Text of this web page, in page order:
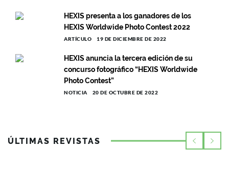
HEXIS presenta a los ganadores de los
HEXIS Worldwide Photo Contest 2022
ARTÍCULO 19 DE DICIEMBRE DE 2022
HEXIS anuncia la tercera edición de su
concurso fotográfico “HEXIS Worldwide
Photo Contest”
NOTICIA 20 DE OCTUBRE DE 2022
ÚLTIMAS REVISTAS